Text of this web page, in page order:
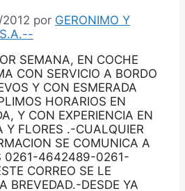
por GERONIMO Y
SEMANA, EN COCHE
CON SERVICIO A BORDO
Y CON ESMERADA
HORARIOS EN
Y CON EXPERIENCIA EN
Y FLORES .-CUALQUIER
SE COMUNICA A
0261-4642489-0261-
CORREO SE LE
BREVEDAD.-DESDE YA